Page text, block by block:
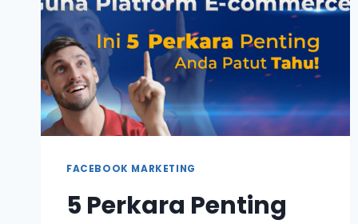
FACEBOOK MARKETING
5 Perkara Penting